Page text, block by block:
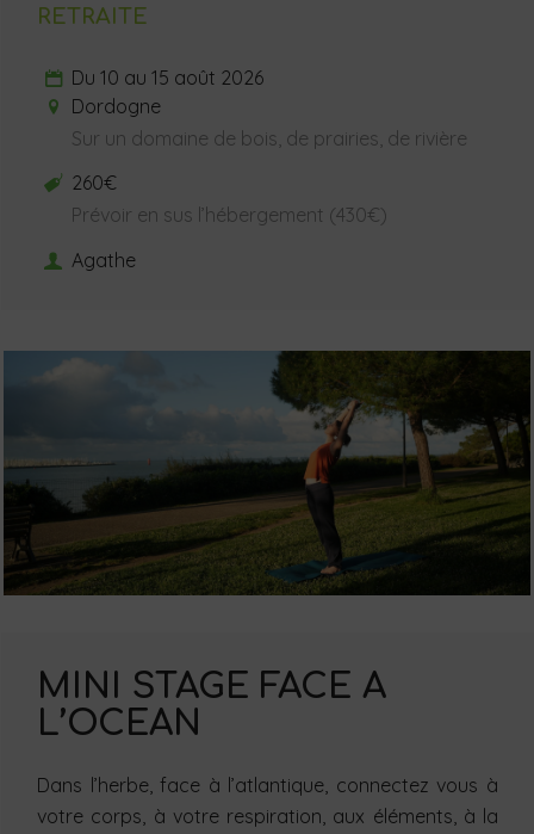
RETRAITE
Du 10 au 15 août 2026
Dordogne
Sur un domaine de bois, de prairies, de rivière
260€
Prévoir en sus l’hébergement (430€)
Agathe
MINI STAGE FACE A
L’OCEAN
Dans l’herbe, face à l’atlantique, connectez vous à
votre corps, à votre respiration, aux éléments, à la